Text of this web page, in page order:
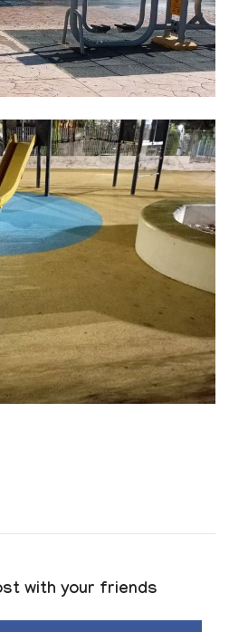
with your friends